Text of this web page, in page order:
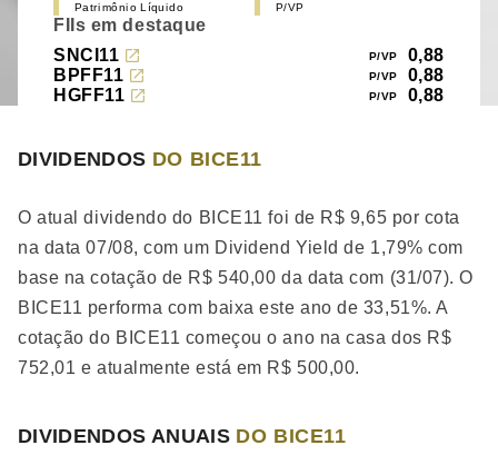
Patrimônio Líquido P/VP
FIIs em destaque
SNCI11
0,88
BPFF11
0,88
HGFF11
0,88
DIVIDENDOS DO BICE11
O atual dividendo do BICE11 foi de R$ 9,65 por cota
na data 07/08, com um Dividend Yield de 1,79% com
base na cotação de R$ 540,00 da data com (31/07). O
BICE11 performa com baixa este ano de 33,51%. A
cotação do BICE11 começou o ano na casa dos R$
752,01 e atualmente está em R$ 500,00.
DIVIDENDOS ANUAIS DO BICE11